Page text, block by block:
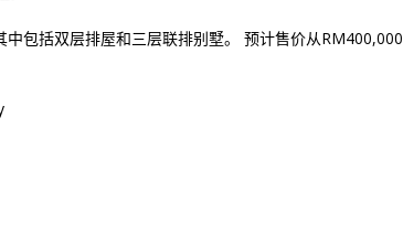
包括双层排屋和三层联排别墅。 预计售价从RM400,000